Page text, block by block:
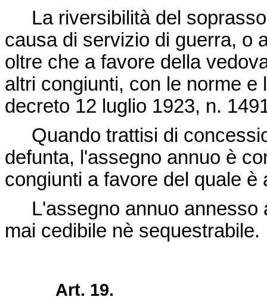
La riversibilità del
causa di servizio di guerra, o
oltre che a favore della
altri congiunti, con le norme
decreto 12 luglio 1923, n.
Quando trattisi di
defunta, l'assegno annuo è
congiunti a favore del quale
L'assegno annuo annesso
mai cedibile nè sequestrabile.
Art. 19.